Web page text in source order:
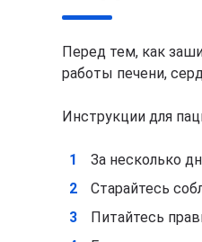
Перед тем, как
работы печени,
Инструкции для
За несколько
Старайтесь
Питайтесь